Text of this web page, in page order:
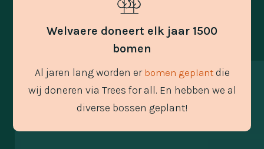
Welvaere doneert elk jaar 1500
bomen
Al jaren lang worden er bomen geplantdie
wij doneren via Trees for all. En hebben we al
diverse bossen geplant!